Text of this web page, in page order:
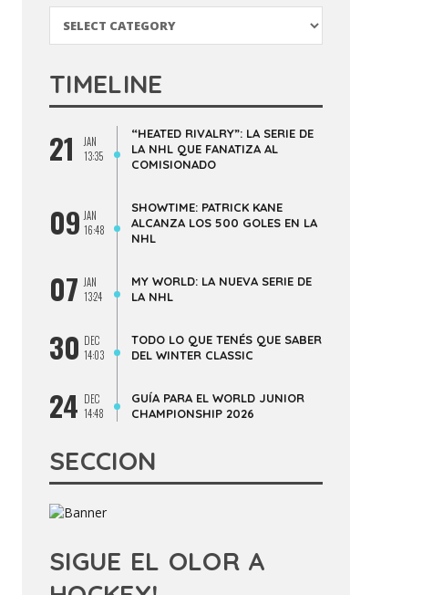
TIMELINE
21
JAN
13:35
“HEATED RIVALRY”: LA SERIE DE
LA NHL QUE FANATIZA AL
COMISIONADO
09 JAN
16:48
SHOWTIME: PATRICK KANE
ALCANZA LOS 500 GOLES EN LA
NHL
07 JAN
13:24
MY WORLD: LA NUEVA SERIE DE
LA NHL
30 DEC
14:03
TODO LO QUE TENÉS QUE SABER
DEL WINTER CLASSIC
24 DEC
14:48
GUÍA PARA EL WORLD JUNIOR
CHAMPIONSHIP 2026
SECCION
SIGUE EL OLOR A